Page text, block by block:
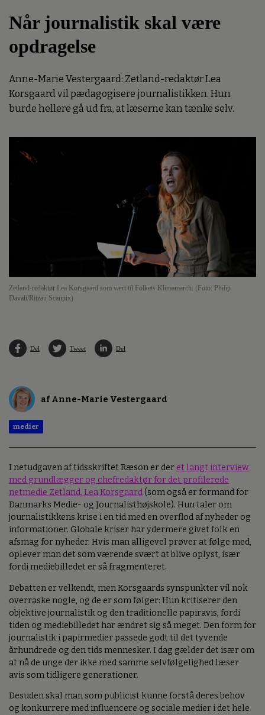
Når journalistik skal være
opdragelse
Anne-Marie Vestergaard: Zetland-redaktør Lea
Korsgaard vil pædagogisere journalistikken. Hun
burde hellere gå ud fra, at læserne kan tænke selv.
Zetland-redaktør Lea Korsgaard som vært til Folkets Klimamarch. (Foto: Philip
Davali/Ritzau Scanpix)
Del Tweet Del
af Anne-Marie Vestergaard
medier
I netudgaven af tidsskriftet Ræson er der et langt interview
med grundlægger og chefredaktør for det profilerede
netmedie Zetland, Lea Korsgaard (som også er formand for
Danmarks Medie- og Journalisthøjskole). Hun taler om
journalistikkens krise i en tid med en overflod af nyheder og
informationer. Globale kriser har ydermere givet folk en
afsmag for nyheder. Hvis man alligevel prøver at følge med,
oplever man det som værende svært at blive oplyst, især
fordi mediebilledet er så fragmenteret.
Debatten er velkendt, men Korsgaards synspunkter vil nok
overraske nogle, og de er som følger: Hun kritiserer den
objektive journalistik og den traditionelle papiravis, fordi
tiden og mediebilledet har ændret sig så meget. Den form for
journalistik i papirmedier passede godt til det tyvende
århundrede og den tids mennesker. I dag gælder det især om
at nå de unge der ikke med samme selvfølgelighed læser
avis som tidligere generationer.
Desuden skal man som publicist kunne forstå deres behov
og konkurrere med influencere og sociale medier i det hele